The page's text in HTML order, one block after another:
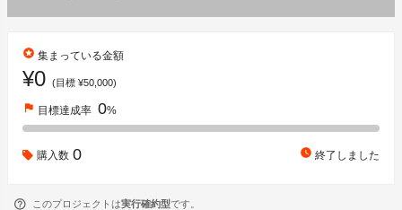
stars 集まっている金額
¥0 (目標 ¥50,000)
flag 目標達成率 0%
購入数 0 watch_later 終了しました
このプロジェクトは実行確約型です。